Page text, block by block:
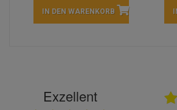
IN DEN WARENKORB
Exzellent